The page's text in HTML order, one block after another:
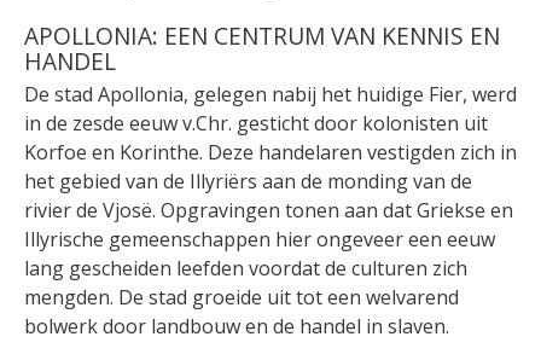
APOLLONIA: EEN CENTRUM VAN KENNIS EN
HANDEL
De stad Apollonia, gelegen nabij het huidige Fier, werd
in de zesde eeuw v.Chr. gesticht door kolonisten uit
Korfoe en Korinthe. Deze handelaren vestigden zich in
het gebied van de Illyriërs aan de monding van de
rivier de Vjosë. Opgravingen tonen aan dat Griekse en
Illyrische gemeenschappen hier ongeveer een eeuw
lang gescheiden leefden voordat de culturen zich
mengden. De stad groeide uit tot een welvarend
bolwerk door landbouw en de handel in slaven.